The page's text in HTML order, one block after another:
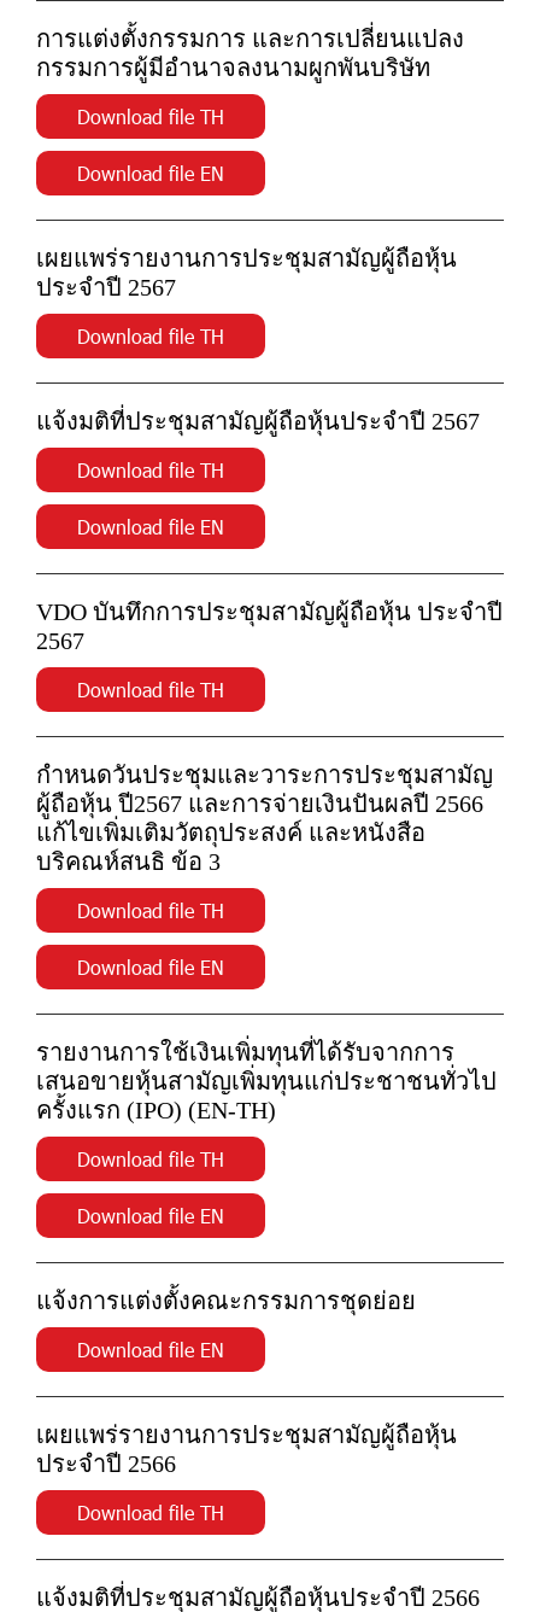
การแต่งตั้งกรรมการ และการเปลี่ยนแปลง
กรรมการผู้มีอำนาจลงนามผูกพันบริษัท
Download file TH
Download file EN
เผยแพร่รายงานการประชุมสามัญผู้ถือหุ้น
ประจำปี 2567
Download file TH
แจ้งมติที่ประชุมสามัญผู้ถือหุ้นประจำปี 2567
Download file TH
Download file EN
VDO บันทึกการประชุมสามัญผู้ถือหุ้น ประจำปี
2567
Download file TH
กำหนดวันประชุมและวาระการประชุมสามัญ
ผู้ถือหุ้น ปี2567 และการจ่ายเงินปันผลปี 2566
แก้ไขเพิ่มเติมวัตถุประสงค์ และหนังสือ
บริคณห์สนธิ ข้อ 3
Download file TH
Download file EN
รายงานการใช้เงินเพิ่มทุนที่ได้รับจากการ
เสนอขายหุ้นสามัญเพิ่มทุนแก่ประชาชนทั่วไป
ครั้งแรก (IPO) (EN-TH)
Download file TH
Download file EN
แจ้งการแต่งตั้งคณะกรรมการชุดย่อย
Download file EN
เผยแพร่รายงานการประชุมสามัญผู้ถือหุ้น
ประจำปี 2566
Download file TH
แจ้งมติที่ประชุมสามัญผู้ถือหุ้นประจำปี 2566